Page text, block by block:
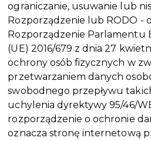
ograniczanie, usuwanie lub
Rozporządzenie lub RODO -
Rozporządzenie Parlamentu
(UE) 2016/679 z dnia 27
ochrony osób fizycznych w
przetwarzaniem danych
swobodnego przepływu
uchylenia dyrektywy 95/46/
rozporządzenie o ochronie
oznacza stronę internetową